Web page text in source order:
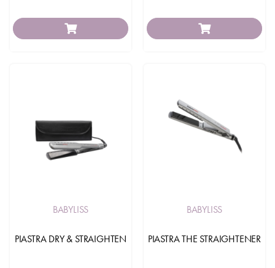
BABYLISS
PIASTRA DRY & STRAIGHTEN
BABYLISS
PIASTRA THE STRAIGHTENER